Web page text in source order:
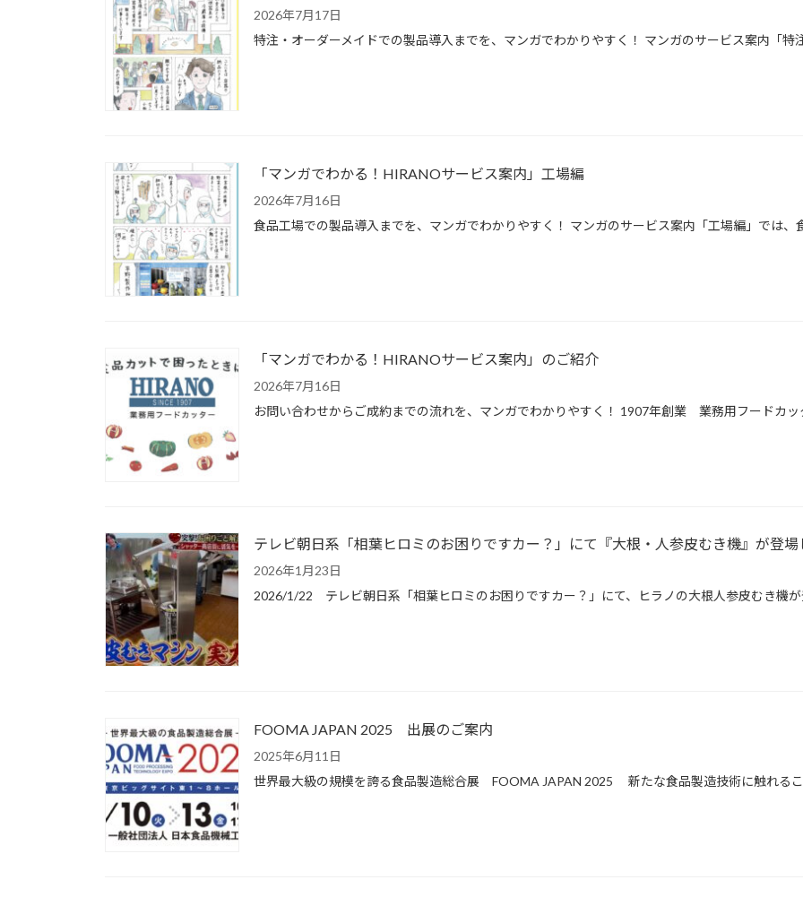
2026年7月17日
特注・オーダーメイドでの製品導入までを、マンガでわかりやすく！ マンガのサービス案内「
「マンガでわかる！HIRANOサービス案内」工場編
2026年7月16日
食品工場での製品導入までを、マンガでわかりやすく！ マンガのサービス案内「工場編」では
「マンガでわかる！HIRANOサービス案内」のご紹介
2026年7月16日
お問い合わせからご成約までの流れを、マンガでわかりやすく！ 1907年創業 業務用フードカ
テレビ朝日系「相葉ヒロミのお困りですカー？」にて『大根・人参皮むき機』が登場
2026年1月23日
2026/1/22 テレビ朝日系「相葉ヒロミのお困りですカー？」にて、ヒラノの大根人参皮むき機
FOOMA JAPAN 2025 出展のご案内
2025年6月11日
世界最大級の規模を誇る食品製造総合展 FOOMA JAPAN 2025 新たな食品製造技術に触れる